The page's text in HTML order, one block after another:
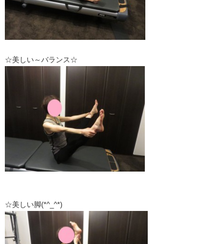
☆美しい～バランス☆
☆美しい脚(*^_^*)